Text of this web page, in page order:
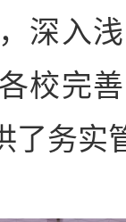
深入
校完
了务实